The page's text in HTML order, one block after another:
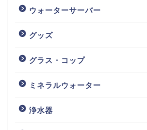
ウォーターサーバー
グッズ
グラス・コップ
ミネラルウォーター
浄水器